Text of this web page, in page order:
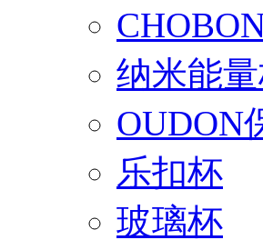
纳米能
OUDON
乐扣杯
玻璃杯